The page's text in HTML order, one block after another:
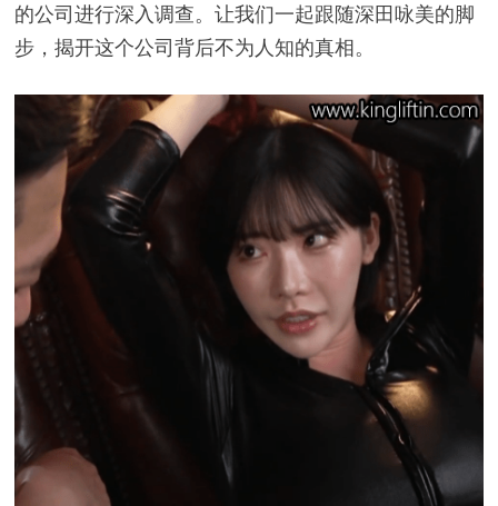
的公司进行深入调查。让我们一起跟随深田咏美的脚
步，揭开这个公司背后不为人知的真相。